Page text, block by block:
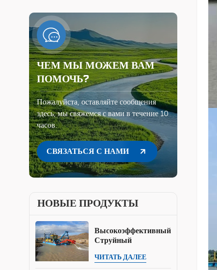
ЧЕМ МЫ МОЖЕМ ВАМ
ПОМОЧЬ?
Пожалуйста, оставляйте сообщения
здесь, мы свяжемся с вами в течение 10
часов.
СВЯЗАТЬСЯ С НАМИ
НОВЫЕ ПРОДУКТЫ
Высокоэффективный
Струйный
8000 М³/ч) Для
ЧИТАТЬ ДАЛЕЕ